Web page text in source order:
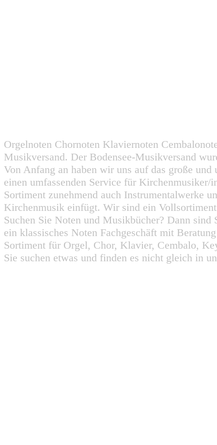
Orgelnoten Chornoten Klaviernoten
Musikversand. Der Bodensee-Musikversand
Von Anfang an haben wir uns auf das große
einen umfassenden Service für
Sortiment zunehmend auch Instrumentalwerke
Kirchenmusik einfügt. Wir sind ein
Suchen Sie Noten und Musikbücher? Dann
ein klassisches Noten Fachgeschäft mit
Sortiment für Orgel, Chor, Klavier, Cembalo,
Sie suchen etwas und finden es nicht gleich in